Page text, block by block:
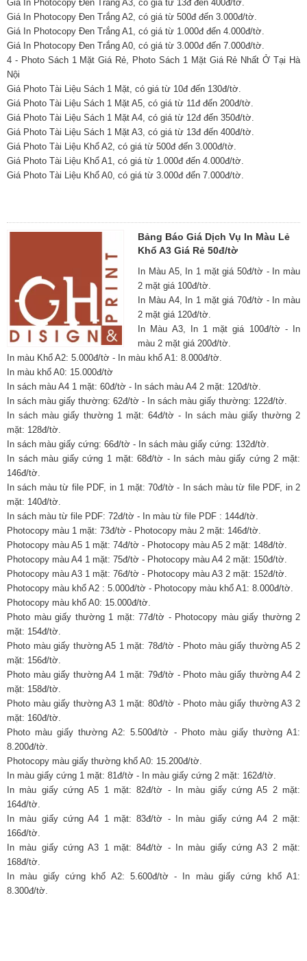
Giá In Photocopy Đen Trắng A3, có giá từ 13đ đến 400đ/tờ.
Giá In Photocopy Đen Trắng A2, có giá từ 500đ đến 3.000đ/tờ.
Giá In Photocopy Đen Trắng A1, có giá từ 1.000đ đến 4.000đ/tờ.
Giá In Photocopy Đen Trắng A0, có giá từ 3.000đ đến 7.000đ/tờ.
4 - Photo Sách 1 Mặt Giá Rẻ, Photo Sách 1 Mặt Giá Rẻ Nhất Ở Tại Hà
Nội
Giá Photo Tài Liệu Sách 1 Mặt, có giá từ 10đ đến 130đ/tờ.
Giá Photo Tài Liệu Sách 1 Mặt A5, có giá từ 11đ đến 200đ/tờ.
Giá Photo Tài Liệu Sách 1 Mặt A4, có giá từ 12đ đến 350đ/tờ.
Giá Photo Tài Liệu Sách 1 Mặt A3, có giá từ 13đ đến 400đ/tờ.
Giá Photo Tài Liệu Khổ A2, có giá từ 500đ đến 3.000đ/tờ.
Giá Photo Tài Liệu Khổ A1, có giá từ 1.000đ đến 4.000đ/tờ.
Giá Photo Tài Liệu Khổ A0, có giá từ 3.000đ đến 7.000đ/tờ.
Bảng Báo Giá Dịch Vụ In Màu Lẻ
Khổ A3 Giá Rẻ 50đ/tờ
In Màu A5, In 1 mặt giá 50đ/tờ - In màu
2 mặt giá 100đ/tờ.
In Màu A4, In 1 mặt giá 70đ/tờ - In màu
2 mặt giá 120đ/tờ.
In Màu A3, In 1 mặt giá 100đ/tờ - In
màu 2 mặt giá 200đ/tờ.
In màu Khổ A2: 5.000đ/tờ - In màu khổ A1: 8.000đ/tờ.
In màu khổ A0: 15.000đ/tờ
In sách màu A4 1 mặt: 60đ/tờ - In sách màu A4 2 mặt: 120đ/tờ.
In sách màu giấy thường: 62đ/tờ - In sách màu giấy thường: 122đ/tờ.
In sách màu giấy thường 1 mặt: 64đ/tờ - In sách màu giấy thường 2
mặt: 128đ/tờ.
In sách màu giấy cứng: 66đ/tờ - In sách màu giấy cứng: 132đ/tờ.
In sách màu giấy cứng 1 mặt: 68đ/tờ - In sách màu giấy cứng 2 mặt:
146đ/tờ.
In sách màu từ file PDF, in 1 mặt: 70đ/tờ - In sách màu từ file PDF, in 2
mặt: 140đ/tờ.
In sách màu từ file PDF: 72đ/tờ - In màu từ file PDF : 144đ/tờ.
Photocopy màu 1 mặt: 73đ/tờ - Photocopy màu 2 mặt: 146đ/tờ.
Photocopy màu A5 1 mặt: 74đ/tờ - Photocopy màu A5 2 mặt: 148đ/tờ.
Photocopy màu A4 1 mặt: 75đ/tờ - Photocopy màu A4 2 mặt: 150đ/tờ.
Photocopy màu A3 1 mặt: 76đ/tờ - Photocopy màu A3 2 mặt: 152đ/tờ.
Photocopy màu khổ A2 : 5.000đ/tờ - Photocopy màu khổ A1: 8.000đ/tờ.
Photocopy màu khổ A0: 15.000đ/tờ.
Photo màu giấy thường 1 mặt: 77đ/tờ - Photocopy màu giấy thường 2
mặt: 154đ/tờ.
Photo màu giấy thường A5 1 mặt: 78đ/tờ - Photo màu giấy thường A5 2
mặt: 156đ/tờ.
Photo màu giấy thường A4 1 mặt: 79đ/tờ - Photo màu giấy thường A4 2
mặt: 158đ/tờ.
Photo màu giấy thường A3 1 mặt: 80đ/tờ - Photo màu giấy thường A3 2
mặt: 160đ/tờ.
Photo màu giấy thường A2: 5.500đ/tờ - Photo màu giấy thường A1:
8.200đ/tờ.
Photocopy màu giấy thường khổ A0: 15.200đ/tờ.
In màu giấy cứng 1 mặt: 81đ/tờ - In màu giấy cứng 2 mặt: 162đ/tờ.
In màu giấy cứng A5 1 mặt: 82đ/tờ - In màu giấy cứng A5 2 mặt:
164đ/tờ.
In màu giấy cứng A4 1 mặt: 83đ/tờ - In màu giấy cứng A4 2 mặt:
166đ/tờ.
In màu giấy cứng A3 1 mặt: 84đ/tờ - In màu giấy cứng A3 2 mặt:
168đ/tờ.
In màu giấy cứng khổ A2: 5.600đ/tờ - In màu giấy cứng khổ A1:
8.300đ/tờ.